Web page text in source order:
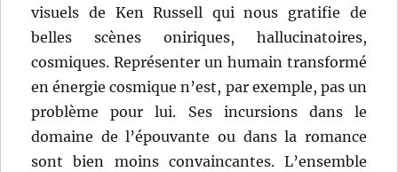
visuels de Ken Russell qui nous gratifie de
belles scènes oniriques, hallucinatoires,
cosmiques. Représenter un humain transformé
en énergie cosmique n’est, par exemple, pas un
problème pour lui. Ses incursions dans le
domaine de l’épouvante ou dans la romance
sont bien moins convaincantes. L’ensemble